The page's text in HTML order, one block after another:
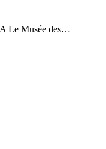
Le Musée des…